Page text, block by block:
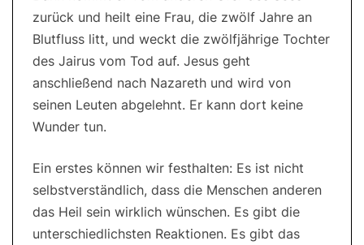
zurück und heilt eine Frau, die zwölf Jahre an
Blutfluss litt, und weckt die zwölfjährige Tochter
des Jairus vom Tod auf. Jesus geht
anschließend nach Nazareth und wird von
seinen Leuten abgelehnt. Er kann dort keine
Wunder tun.
Ein erstes können wir festhalten: Es ist nicht
selbstverständlich, dass die Menschen anderen
das Heil sein wirklich wünschen. Es gibt die
unterschiedlichsten Reaktionen. Es gibt das